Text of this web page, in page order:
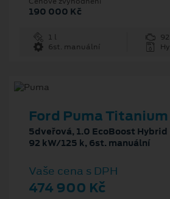
190 000 Kč
1 l
6st. manuální
Ford Puma Titanium
5dveřová, 1.0 EcoBoost Hybrid
92 kW/125 k, 6st. manuální
Vaše cena s DPH
474 900 Kč